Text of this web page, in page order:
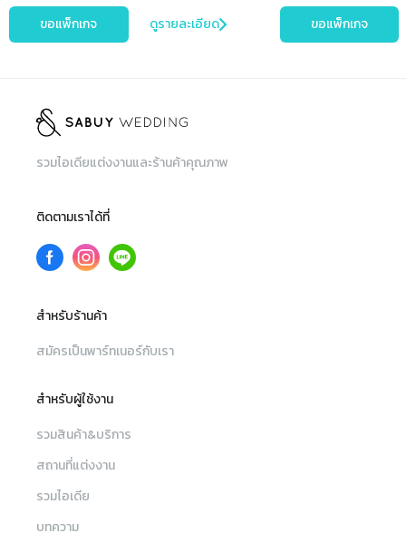
ขอแพ็กเกจ ดูรายละเอียด ขอแพ็กเกจ
รวมไอเดียแต่งงานและร้านค้าคุณภาพ
ติดตามเราได้ที่
สำหรับร้านค้า
สมัครเป็นพาร์ทเนอร์กับเรา
สำหรับผู้ใช้งาน
รวมสินค้า&บริการ
สถานที่แต่งงาน
รวมไอเดีย
บทความ